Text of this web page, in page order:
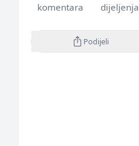
komentara dijeljenja
Podijeli